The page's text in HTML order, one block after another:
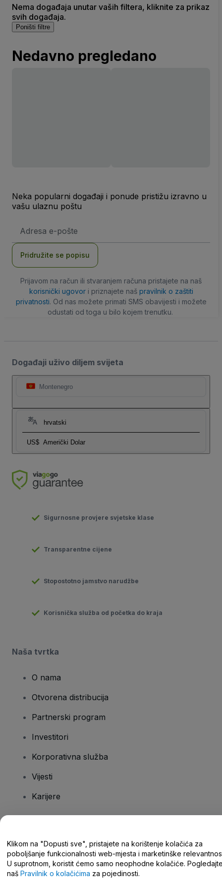
Nema događaja unutar vaših filtera, kliknite za prikaz
svih događaja.
Poništi filtre
Nedavno pregledano
Neka popularni događaji i ponude pristižu izravno u
vašu ulaznu poštu
mail
Pridružite se popisu
Prijavom na račun ili stvaranjem računa pristajete na naš
korisnički ugovori priznajete naš pravilnik o zaštiti
privatnosti. Od nas možete primati SMS obavijesti i možete
odustati od toga u bilo kojem trenutku.
Događaji uživo diljem svijeta
Montenegro
hrvatski
US$ Američki Dolar
Sigurnosne provjere svjetske klase
Transparentne cijene
Stopostotno jamstvo narudžbe
Korisnička služba od početka do kraja
Naša tvrtka
O nama
Otvorena distribucija
Partnerski program
Investitori
Korporativna služba
Vijesti
Karijere
Centar za pomoć/kontaktirajte nas
Klikom na "Dopusti sve", pristajete na korištenje kolačića za
poboljšanje funkcionalnosti web-mjesta i marketinške
U suprotnom, koristit ćemo samo neophodne kolačiće.
naš Pravilnik o kolačićima za pojedinosti.